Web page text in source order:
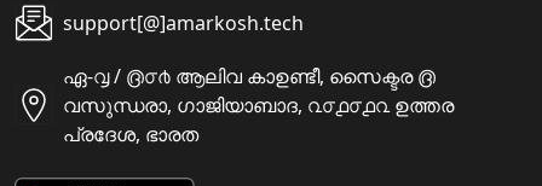
support[@]amarkosh.tech
ഏ-൮ / ൫൦൪ ആലിവ കാഉണ്ടീ, സൈക്ടര ൫
വസുന്ധരാ, ഗാജിയാബാദ, ൨൦൧൦൧൨ ഉത്തര
പ്രദേശ, ഭാരത